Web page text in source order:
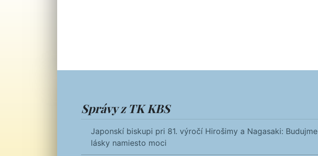
Správy z TK KBS
Japonskí biskupi pri 81. výročí Hirošimy a Nagasaki:
lásky namiesto moci